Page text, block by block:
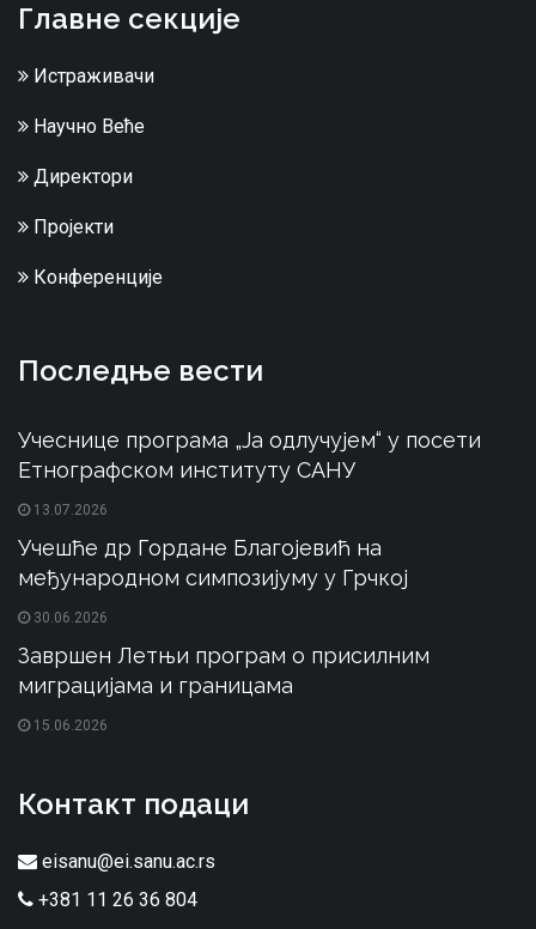
Главне секције
Истраживачи
Научно Веће
Директори
Пројекти
Конференције
Последње вести
Учеснице програма „Ја одлучујем“ у посети
Етнографском институту САНУ
13.07.2026
Учешће др Гордане Благојевић на
међународном симпозијуму у Грчкој
30.06.2026
Завршен Летњи програм о присилним
миграцијама и границама
15.06.2026
Контакт подаци
eisanu@ei.sanu.ac.rs
+381 11 26 36 804